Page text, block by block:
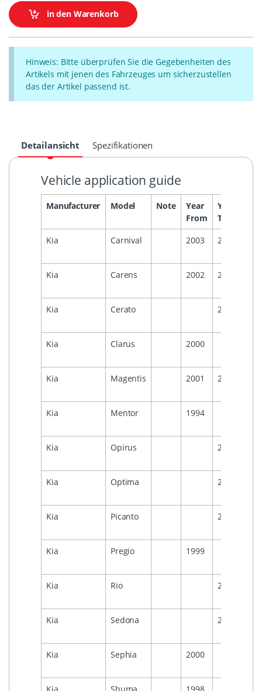
in den Warenkorb
Hinweis: Bitte überprüfen Sie die Gegebenheiten des
Artikels mit jenen des Fahrzeuges um sicherzustellen
das der Artikel passend ist.
Detailansicht Spezifikationen
Vehicle application guide
Manufacturer Model Note
Year
From
Year
To
Kia Carnival 2003 2005
Kia Carens 2002 2006
Kia Cerato 2009
Kia Clarus 2000
Kia Magentis 2001 2005
Kia Mentor 1994
Kia Opirus 2009
Kia Optima 2006
Kia Picanto 2007
Kia Pregio 1999
Kia Rio 2004
Kia Sedona 2005
Kia Sephia 2000
Kia Shuma 1998